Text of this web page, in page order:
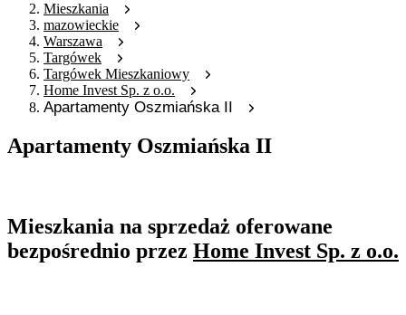
Mieszkania
mazowieckie
Warszawa
Targówek
Targówek Mieszkaniowy
Home Invest Sp. z o.o.
Apartamenty Oszmiańska II
Apartamenty Oszmiańska II
Mieszkania na sprzedaż oferowane
bezpośrednio przez Home Invest Sp. z o.o.